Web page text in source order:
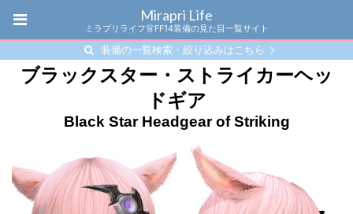
Mirapri Life
ミラプリライフ👗FF14装備の見た目一覧サイト
装備の一覧検索・絞り込みはこちら
ブラックスター・ストライカーヘッ
ドギア
Black Star Headgear of Striking